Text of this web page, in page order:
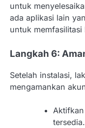
untuk
ada aplikasi lain
untuk memfasilitasi
Langkah 6:
Setelah instalasi,
mengamankan
tersedia.